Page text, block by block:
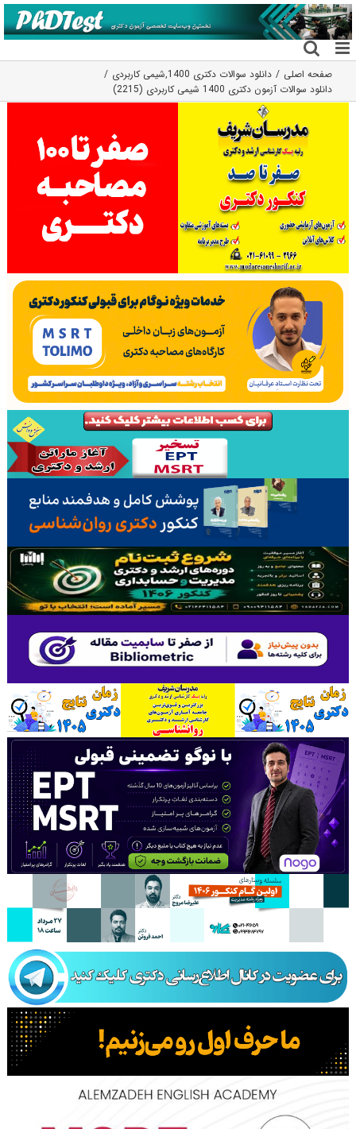
رفتن
به
محتوا
صفحه اصلی دانلود سوالات دکتری 1400 ,شیمی کاربردی
دانلود سوالات آزمون دکتری 1400 شیمی کاربردی (2215)